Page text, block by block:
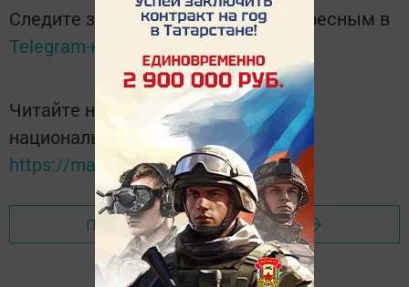
Следите за самым важным и интересным в
Telegram-канале
Татмедиа
Читайте новости Татарстана в
национальном мессенджере MАХ:
https://max.ru/tatmedia
Перейти на страницу новости